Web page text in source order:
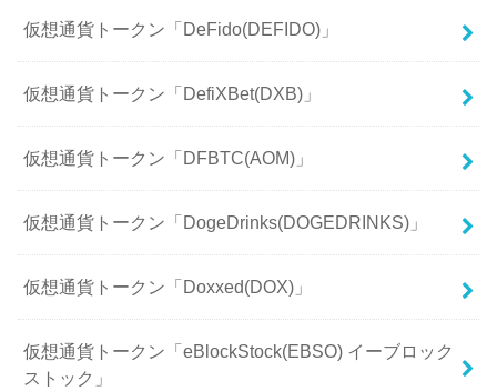
仮想通貨トークン「DeFido(DEFIDO)」
仮想通貨トークン「DefiXBet(DXB)」
仮想通貨トークン「DFBTC(AOM)」
仮想通貨トークン「DogeDrinks(DOGEDRINKS)」
仮想通貨トークン「Doxxed(DOX)」
仮想通貨トークン「eBlockStock(EBSO) イーブロック
ストック」